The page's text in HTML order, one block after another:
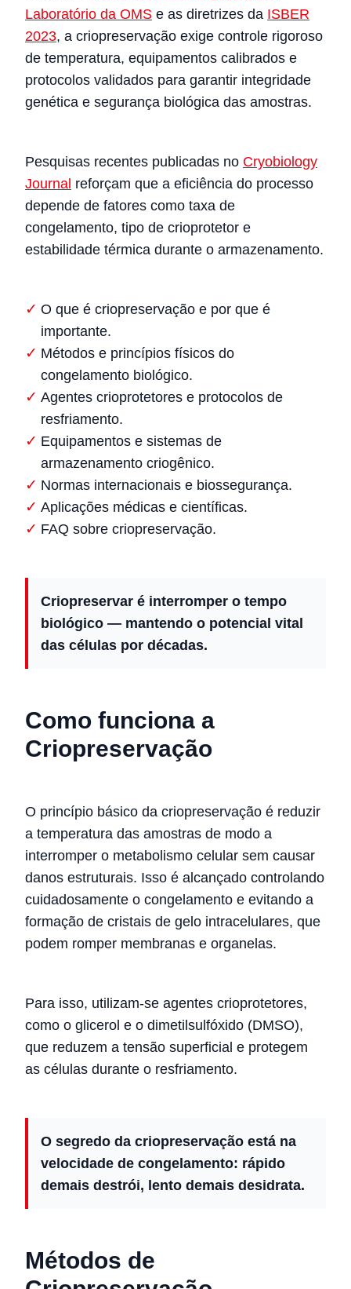
Laboratório da OMS e as diretrizes da ISBER
2023, a criopreservação exige controle rigoroso
de temperatura, equipamentos calibrados e
protocolos validados para garantir integridade
genética e segurança biológica das amostras.
Pesquisas recentes publicadas no Cryobiology
Journal reforçam que a eficiência do processo
depende de fatores como taxa de
congelamento, tipo de crioprotetor e
estabilidade térmica durante o armazenamento.
O que é criopreservação e por que é
importante.
Métodos e princípios físicos do
congelamento biológico.
Agentes crioprotetores e protocolos de
resfriamento.
Equipamentos e sistemas de
armazenamento criogênico.
Normas internacionais e biossegurança.
Aplicações médicas e científicas.
FAQ sobre criopreservação.
Criopreservar é interromper o tempo
biológico — mantendo o potencial vital
das células por décadas.
Como funciona a
Criopreservação
O princípio básico da criopreservação é reduzir
a temperatura das amostras de modo a
interromper o metabolismo celular sem causar
danos estruturais. Isso é alcançado controlando
cuidadosamente o congelamento e evitando a
formação de cristais de gelo intracelulares, que
podem romper membranas e organelas.
Para isso, utilizam-se agentes crioprotetores,
como o glicerol e o dimetilsulfóxido (DMSO),
que reduzem a tensão superficial e protegem
as células durante o resfriamento.
O segredo da criopreservação está na
velocidade de congelamento: rápido
demais destrói, lento demais desidrata.
Métodos de